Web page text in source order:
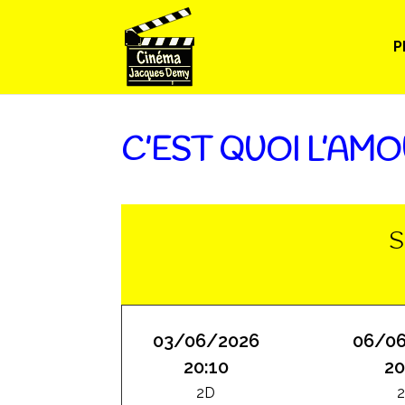
C’EST QUOI
03/06/2026
20:10
2D
06/